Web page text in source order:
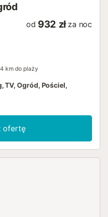
od 932 zł za noc
4 km do plaży
TV, Ogród, Pościel,
ofertę